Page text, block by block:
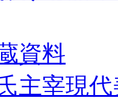
資料
主宰現